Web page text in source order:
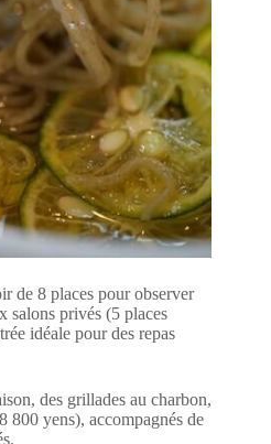
de 8 places pour observer
salons privés (5 places
idéale pour des repas
des grillades au charbon,
800 yens), accompagnés de